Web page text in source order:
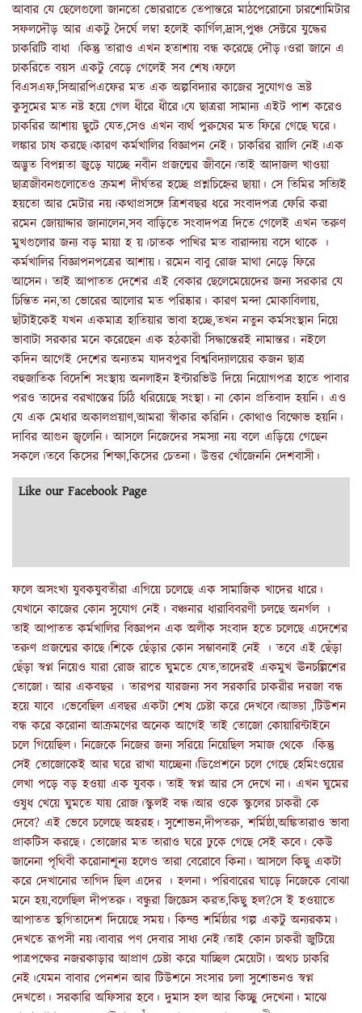
আবার যে ছেলেগুলো জানতো ভোররাতে তেপান্তরে মাঠপেরোনো চারশোমিটার
সফলদৌড় আর একটু দৈর্ঘে লম্বা হলেই কার্গিল,দ্রাস,পুঞ্চ সেক্টরে যুদ্ধের
চাকরিটি বাধা ।কিন্তু তারাও এখন হতাশায় বন্ধ করেছে দৌড়।ওরা জানে এ
চাকরিতে বয়স একটু বেড়ে গেলেই সব শেষ।ফলে
বিএসএফ,সিআরপিএফের মত এক অল্পবিদ‍্যার কাজের সুযোগও ভ্রষ্ট
কুসুমের মত নষ্ট হয়ে গেল ধীরে ধীরে।যে ছাত্ররা সামান‍্য এইট পাশ করেও
চাকরির আশায় ছুটে যেত,সেও এখন ব‍্যর্থ পুরুষের মত ফিরে গেছে ঘরে।
লঙ্কার চাষ করছে।কারণ কর্মখালির বিজ্ঞাপন নেই। চাকরির র‍্যালি নেই।এক
অদ্ভুত বিপন্নতা জুড়ে যাচ্ছে নবীন প্রজন্মের জীবনে।তাই আদাজল খাওয়া
ছাত্রজীবনগুলোতেও ক্রমশ দীর্ঘতর হচ্ছে প্রশ্নচিহ্নের ছায়া। সে তিমির সত‍্যিই
হয়তো আর মেটার নয়।কথাপ্রসঙ্গে ত্রিশবছর ধরে সংবাদপত্র ফেরি করা
রমেন জোয়াদ্দার জানালেন,সব বাড়িতে সংবাদপত্র দিতে গেলেই এখন তরুণ
মুখগুলোর জন‍্য বড় মায়া হ য়।চাতক পাখির মত বারান্দায় বসে থাকে ।
কর্মখালির বিজ্ঞাপনপত্রের আশায়। রমেন বাবু রোজ মাথা নেড়ে ফিরে
আসেন। তাই আপাতত দেশের এই বেকার ছেলেমেয়েদের জন‍্য সরকার যে
চিন্তিত নন,তা ভোরের আলোর মত পরিষ্কার। কারণ মন্দা মোকাবিলায়,
ছাঁটাইকেই যখন একমাত্র হাতিয়ার ভাবা হচ্ছে,তখন নতুন কর্মসংস্থান নিয়ে
ভাবাটা সরকার মনে করেছেন এক হঠকারী সিদ্ধান্তেরই নামান্তর। নইলে
কদিন আগেই দেশের অন‍্যতম যাদবপুর বিশ্ববিদ্যালয়ের কজন ছাত্র
বহুজাতিক বিদেশি সংস্থায় অনলাইন ইন্টারভিউ দিয়ে নিয়োগপত্র হাতে পাবার
পরও তাদের বরখাস্তের চিঠি ধরিয়েছে সংস্থা‌। না কোন প্রতিবাদ হয়নি। এও
যে এক মেধার অকালপ্রয়াণ,আমরা স্বীকার করিনি। কোথাও বিক্ষোভ হয়নি।
দাবির আগুন জ্বলেনি। আসলে নিজেদের সমস‍্যা নয় বলে এড়িয়ে গেছেন
সকলে।তবে কিসের শিক্ষা,কিসের চেতনা। উত্তর খোঁজেননি দেশবাসী।
Like our Facebook Page
ফলে অসংখ‍্য যুবকযুবতীরা এগিয়ে চলেছে এক সামাজিক খাদের ধারে।
যেখানে কাজের কোন সুযোগ নেই। বঞ্চনার ধারাবিবরণী চলছে অনর্গল ।
তাই আপাতত কর্মখালির বিজ্ঞাপন এক অলীক সংবাদ হতে চলেছে এদেশের
তরুণ প্রজন্মের কাছে।শিকে ছেঁড়ার কোন সম্ভাবনাই নেই । তবে এই ছেঁড়া
ছেঁড়া স্বপ্ন নিয়েও যারা রোজ রাতে ঘুমতে যেত,তাদেরই একমুখ ঊনচল্লিশের
তোজো। আর একবছর । তারপর যারজন‍্য সব সরকারি চাকরীর দরজা বন্ধ
হয়ে যাবে ।ভেবেছিল এবছর একটা শেষ চেষ্টা করে দেখবে।আড্ডা ,টিউশন
বন্ধ করে করোনা আক্রমণের অনেক আগেই তাই তোজো কোয়ারিন্টাইনে
চলে গিয়েছিল। নিজেকে নিজের জন‍্য সরিয়ে নিয়েছিল সমাজ থেকে ।কিন্তু
সেই তোজোকেই আর ঘরে রাখা যাচ্ছেনা।ডিপ্রেশনে চলে গেছে হেমিংওয়ের
লেখা পড়ে বড় হওয়া এক যুবক। তাই স্বপ্ন আর সে দেখে না। এখন ঘুমের
ওষুধ খেয়ে ঘুমতে যায় রোজ।স্কুলই বন্ধ।আর ওকে স্কুলের চাকরী কে
দেবে? এই ভেবে চলেছে অহরহ। সুশোভন,দীপতরু, শর্মিষ্ঠা,অঙ্কিতারাও ভাবা
প্রাকটিস করছে। তোজোর মত তারাও ঘরে ঢুকে গেছে সেই কবে। কেউ
জানেনা পৃথিবী করোনাশূন‍্য হলেও তারা বেরোবে কিনা। আসলে কিছু একটা
করে দেখানোর তাগিদ ছিল এদের । হলনা। পরিবারের ঘাড়ে নিজেকে বোঝা
মনে হয়,বলেছিল দীপতরু। বন্ধুরা জিজ্ঞেস করত,কিছু হল?সে ই হওয়াতে
আপাতত স্থগিতাদেশ দিয়েছে সময়। কিন্ত্ত শর্মিষ্ঠার গল্প একটু অন‍্যরকম।
দেখতে রূপসী নয়।বাবার পণ দেবার সাধ‍্য নেই।তাই কোন চাকরী জুটিয়ে
পাত্রপক্ষের নজরকাড়ার আপ্রাণ চেষ্টা করে যাচ্ছিল মেয়েটা। অথচ চাকরি
নেই।যেমন বাবার পেনশন আর টিউশনে সংসার চলা সুশোভনও স্বপ্ন
দেখতো। সরকারি অফিসার হবে। দুমাস হল আর কিচ্ছু দেখেনা। মাঝে